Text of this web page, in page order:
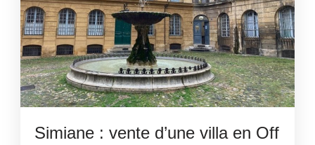
Simiane : vente d’une villa en Off